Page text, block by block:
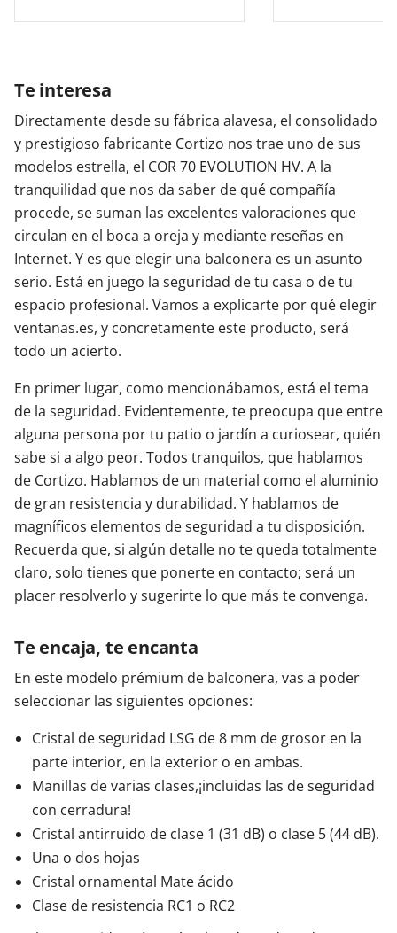
Te interesa
Directamente desde su fábrica alavesa, el consolidado
y prestigioso fabricante Cortizo nos trae uno de sus
modelos estrella, el COR 70 EVOLUTION HV. A la
tranquilidad que nos da saber de qué compañía
procede, se suman las excelentes valoraciones que
circulan en el boca a oreja y mediante reseñas en
Internet. Y es que elegir una balconera es un asunto
serio. Está en juego la seguridad de tu casa o de tu
espacio profesional. Vamos a explicarte por qué elegir
ventanas.es, y concretamente este producto, será
todo un acierto.
En primer lugar, como mencionábamos, está el tema
de la seguridad. Evidentemente, te preocupa que entre
alguna persona por tu patio o jardín a curiosear, quién
sabe si a algo peor. Todos tranquilos, que hablamos
de Cortizo. Hablamos de un material como el aluminio
de gran resistencia y durabilidad. Y hablamos de
magníficos elementos de seguridad a tu disposición.
Recuerda que, si algún detalle no te queda totalmente
claro, solo tienes que ponerte en contacto; será un
placer resolverlo y sugerirte lo que más te convenga.
Te encaja, te encanta
En este modelo prémium de balconera, vas a poder
seleccionar las siguientes opciones:
Cristal de seguridad LSG de 8 mm de grosor en la
parte interior, en la exterior o en ambas.
Manillas de varias clases,¡incluidas las de seguridad
con cerradura!
Cristal antirruido de clase 1 (31 dB) o clase 5 (44 dB).
Una o dos hojas
Cristal ornamental Mate ácido
Clase de resistencia RC1 o RC2